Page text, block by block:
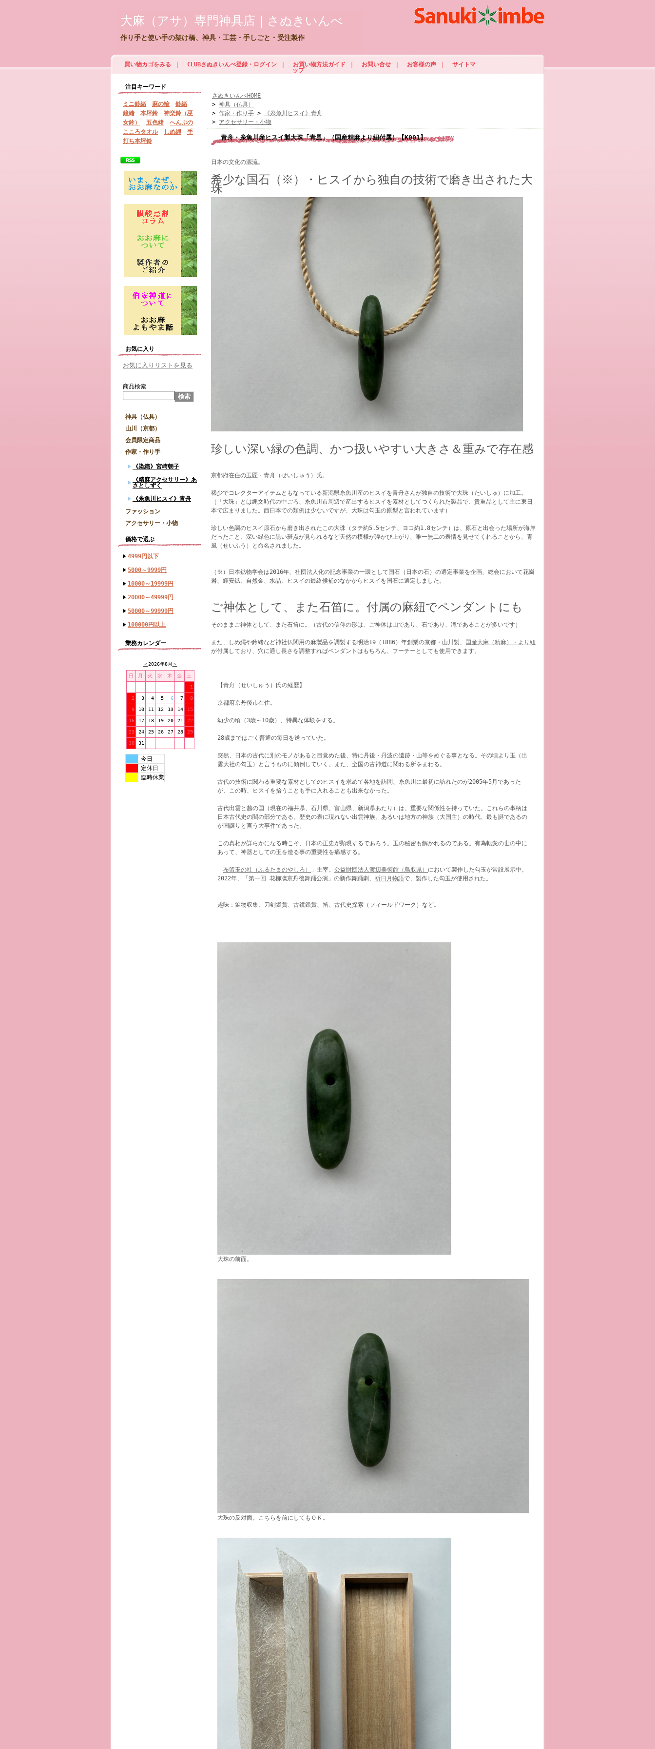
大麻（アサ）専門神具店｜さぬきいんべ
作り手と使い手の架け橋、神具・工芸・手しごと・受注製作
買い物カゴをみる CLUBさぬきいんべ登録・ログイン お買い物方法ガイド お問い合せ お客様の声
サイトマ
ップ
注目キーワード
ミニ鈴緒 麻の輪
鈴緒
鐘緒
本坪鈴
神楽鈴（巫
女鈴）
五色緒
へんぷの
こころタオル
しめ縄
手
打ち本坪鈴
お気に入り
お気に入りリストを見る
商品検索
神具（仏具）
山川（京都）
会員限定商品
作家・作り手
《染織》宮崎朝子
《精麻アクセサリー》あ
さとしずく
《糸魚川ヒスイ》青舟
ファッション
アクセサリー・小物
価格で選ぶ
4999円以下
5000～9999円
10000～19999円
20000～49999円
50000～99999円
100000円以上
業務カレンダー
＜2026年8月 ＞
日 月 火 水 木 金 土
1
2 3 4 5 6 7 8
9 10 11 12 13 14 15
16 17 18 19 20 21 22
23 24 25 26 27 28 29
30 31
今日
定休日
臨時休業
さぬきいんべHOME
> 神具（仏具）
> 作家・作り手 >
《糸魚川ヒスイ》青舟
> アクセサリー・小物
青舟・糸魚川産ヒスイ製大珠「青風」（国産精麻より紐付属）【K001】
日本の文化の源流。
希少な国石（※）・ヒスイから独自の技術で磨き出された大
珠
珍しい深い緑の色調、かつ扱いやすい大きさ＆重みで存在感
京都府在住の玉匠・青舟（せいしゅう）氏。
稀少でコレクターアイテムともなっている新潟県糸魚川産のヒスイを青舟さんが独自の技術で大珠（たいしゅ）に加工。
（「大珠」とは縄文時代の中ごろ、糸魚川市周辺で産出するヒスイを素材としてつくられた製品で、貴重品として主に東日
本で広まりました。西日本での類例は少ないですが、大珠は勾玉の原型と言われています）
珍しい色調のヒスイ原石から磨き出されたこの大珠（タテ約5.5センチ、ヨコ約1.8センチ）は、原石と出会った場所が海岸
だったこと、深い緑色に黒い斑点が見られるなど天然の模様が浮かび上がり、唯一無二の表情を見せてくれることから、青
風（せいふう）と命名されました。
（※）日本鉱物学会は2016年、社団法人化の記念事業の一環として国石（日本の石）の選定事業を企画、総会において花崗
岩、輝安鉱、自然金、水晶、ヒスイの最終候補のなかからヒスイを国石に選定しました。
ご神体として、また石笛に。付属の麻紐でペンダントにも
そのままご神体として、また石笛に。（古代の信仰の形は、ご神体は山であり、石であり、滝であることが多いです）
また、しめ縄や鈴緒など神社仏閣用の麻製品を調製する明治19（1886）年創業の京都・山川製、
国産大麻（精麻）・より紐
が付属しており、穴に通し長さを調整すればペンダントはもちろん、フーチーとしても使用できます。
【青舟（せいしゅう）氏の経歴】
京都府京丹後市在住。
幼少の頃（3歳～10歳）、特異な体験をする。
28歳まではごく普通の毎日を送っていた。
突然、日本の古代に別のモノがあると目覚めた後、特に丹後・丹波の遺跡・山等をめぐる事となる。その頃より玉 （出
雲大社の勾玉）
と言うものに傾倒していく。また、全国の古神道に関わる所をまわる。
古代の技術に関わる重要な素材としてのヒスイを求めて各地を訪問、糸魚川に最初に訪れたのが2005年5月であった
が、この時、ヒスイを拾うことも手に入れることも出来なかった。
古代出雲と越の国（現在の福井県、石川県、富山県、新潟県あたり）は、重要な関係性を持っていた。これらの事柄は
日本古代史の闇の部分である。歴史の表に現れない出雲神族、あるいは地方の神族（大国主）の時代、最も謎であるの
が国譲りと言う大事件であった。
この真相が詳らかになる時こそ、日本の正史が顕現するであろう。玉の秘密も解かれるのである。有為転変の世の中に
あって、神器としての玉を造る事の重要性を痛感する。
「 布留玉の社（ふるたまのやしろ） 」主宰。 公益財団法人渡辺美術館（鳥取県） において製作した勾玉が常設展示中。
2022年、「第一回 花柳凜京丹後舞踊公演」の新作舞踊劇、 祈日月物語で、製作した勾玉が使用された。
趣味：鉱物収集、刀剣鑑賞、古鏡鑑賞、笛、古代史探索（フィールドワーク）など。
大珠の前面。
大珠の反対面。こちらを前にしてもＯＫ。